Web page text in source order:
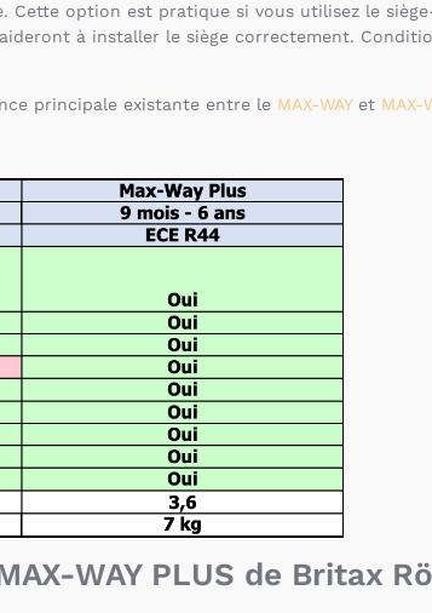
option est pratique si vous utilisez le
à installer le siège correctement.
principale existante entre le MAX-WAYet MAX-
WAY PLUS de Britax